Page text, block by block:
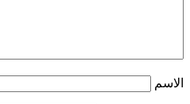
الاسم